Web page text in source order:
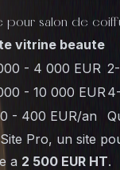
pour salon de
vitrine beaute
- 4 000 EUR
- 10 000 EUR
- 400 EUR/an
Pro, un site
a 2 500 EUR HT.